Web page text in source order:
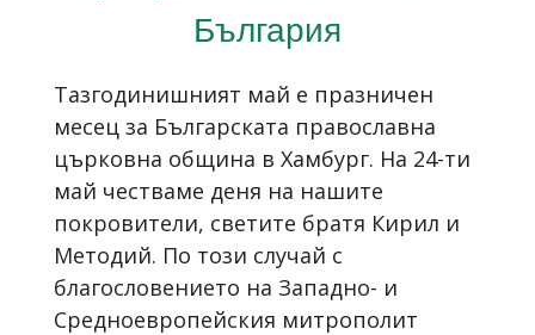
България
Тазгодинишният май е празничен
месец за Българската православна
църковна община в Хамбург. На 24-ти
май честваме деня на нашите
покровители, светите братя Кирил и
Методий. По този случай с
благословението на Западно- и
Средноевропейския митрополит